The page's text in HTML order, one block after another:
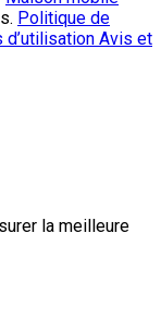
Politique de
d’utilisation Avis et
la meilleure